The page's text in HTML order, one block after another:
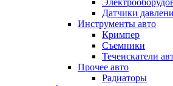
Датчики
Инструменты авто
Кримпер
Съемники
Течеискатели
Прочее авто
Радиаторы